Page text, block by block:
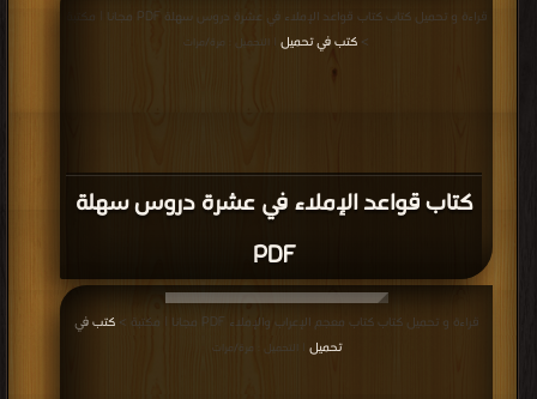
كتاب قواعد الإملاء في عشرة دروس سهلة
PDF
قراءة و تحميل كتاب كتاب قواعد الإملاء في عشرة دروس سهلة PDF مجانا | مكتبة
> كتب في تحميل | التحميل : مرة/مرات
قراءة و تحميل كتاب كتاب معجم الإعراب والإملاء PDF مجانا | مكتبة >
كتب في
تحميل
| التحميل : مرة/مرات